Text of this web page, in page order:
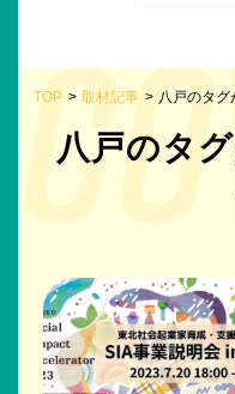
TOP 取材記事 八戸のタ
八戸のタ